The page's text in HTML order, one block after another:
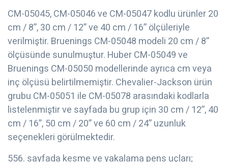
CM-05045, CM-05046 ve CM-05047 kodlu ürünler 20
cm / 8”, 30 cm / 12” ve 40 cm / 16” ölçüleriyle
verilmiştir. Bruenings CM-05048 modeli 20 cm / 8”
ölçüsünde sunulmuştur. Huber CM-05049 ve
Bruenings CM-05050 modellerinde ayrıca cm veya
inç ölçüsü belirtilmemiştir. Chevalier-Jackson ürün
grubu CM-05051 ile CM-05078 arasındaki kodlarla
listelenmiştir ve sayfada bu grup için 30 cm / 12”, 40
cm / 16”, 50 cm / 20” ve 60 cm / 24” uzunluk
seçenekleri görülmektedir.
556. sayfada kesme ve yakalama pens uçları;